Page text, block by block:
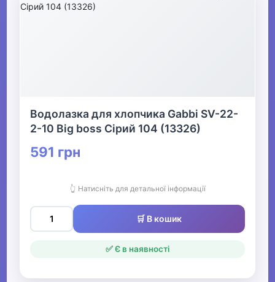
Водолазка для хлопчика Gabbi SV-22-
2-10 Big boss Сірий 104 (13326)
591 грн
👆 Натисніть для детальної інформації
🛒 В кошик
✅ Є в наявності